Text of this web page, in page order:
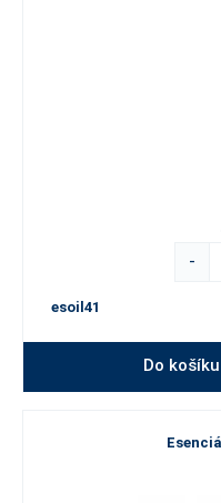
-
esoil41
Do košíku